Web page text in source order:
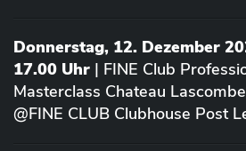
Donnerstag, 12. Dezember
17.00 Uhr | FINE Club
Masterclass Chateau
@FINE CLUB Clubhouse Post